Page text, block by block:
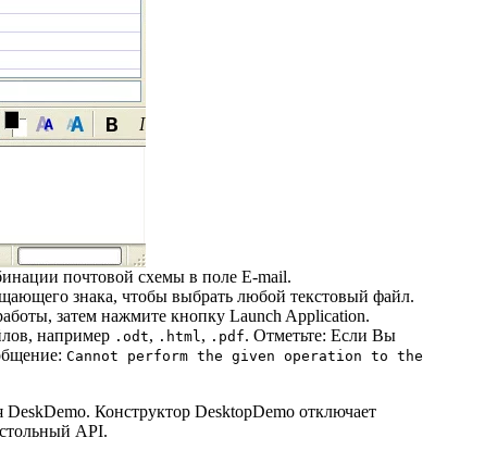
почтовой схемы в поле E-mail.
знака, чтобы выбрать любой текстовый файл.
затем нажмите кнопку Launch Application.
например .odt, .html , .pdf. Отметьте: Если Вы
Cannot perform the given operation to the
Конструктор DesktopDemo отключает
API.